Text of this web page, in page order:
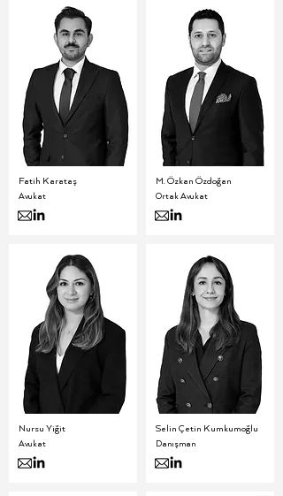
Fatih Karataş
Avukat
Nursu Yiğit
Avukat
M. Özkan Özdoğan
Ortak Avukat
Selin Çetin Kumkumoğlu
Danışman